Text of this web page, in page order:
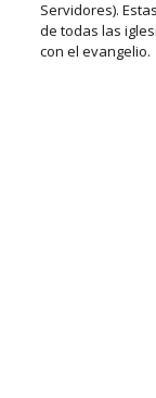
Servidores).
de todas las
con el evangelio.